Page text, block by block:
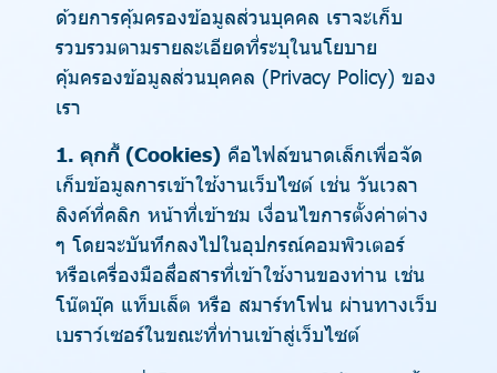
ด้วยการคุ้มครองข้อมูลส่วนบุคคล เราจะเก็บ
รวบรวมตามรายละเอียดที่ระบุในนโยบาย
คุ้มครองข้อมูลส่วนบุคคล (Privacy Policy) ของ
เรา
1. คุกกี้ (Cookies) คือไฟล์ขนาดเล็กเพื่อจัด
เก็บข้อมูลการเข้าใช้งานเว็บไซต์ เช่น วันเวลา
ลิงค์ที่คลิก หน้าที่เข้าชม เงื่อนไขการตั้งค่าต่าง
ๆ โดยจะบันทึกลงไปในอุปกรณ์คอมพิวเตอร์
หรือเครื่องมือสื่อสารที่เข้าใช้งานของท่าน เช่น
โน๊ตบุ๊ค แท็บเล็ต หรือ สมาร์ทโฟน ผ่านทางเว็บ
เบราว์เซอร์ในขณะที่ท่านเข้าสู่เว็บไซต์